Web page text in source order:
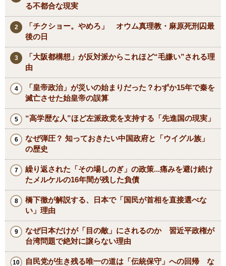
る不都合な現実
「チクショー。やめろ」 オウム真理教・麻原死刑囚最
後の日
「大阪都構想」が反対派からこれほど“毛嫌い”される理
由
「皇帝政治」が災いの始まりだった？わずか15年で秦を
滅亡させた始皇帝の誤算
“高学歴な人”ほど左派政党を支持する「先進国の現実」
なぜ弾圧？ 知っておきたい中国政府と「ウイグル族」
の歴史
繰り返された「その場しのぎ」の政策...痛みを避け続け
たメルケルの16年間が残した負債
橋下徹が解説する、日本で「国民が首相を直接選べな
い」理由
なぜ日本だけが「目の敵」にされるのか 習近平政権が
台湾問題で絶対に譲らない理由
自民党が生き残る唯一の道は「伝統保守」への回帰 な